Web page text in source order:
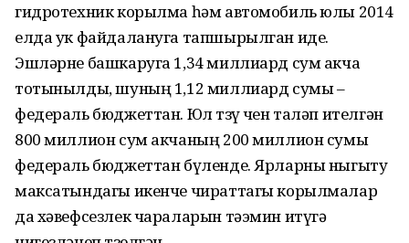
гидротехник корылма һәм автомобиль юлы 2014
елда ук файдалануга тапшырылган иде.
Эшләрне башкаруга 1,34 миллиард сум акча
тотынылды, шуның 1,12 миллиард сумы –
федераль бюджеттан. Юл төзү өчен таләп ителгән
800 миллион сум акчаның 200 миллион сумы
федераль бюджеттан бүленде. Ярларны ныгыту
максатындагы икенче чираттагы корылмалар
да хәвефсезлек чараларын тәэмин итүгә